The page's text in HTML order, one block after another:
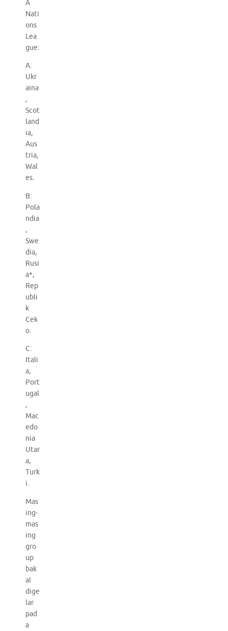
A
Nati
ons
Lea
gue:
A:
Ukr
aina
,
Scot
land
ia,
Aus
tria,
Wal
es.
B:
Pola
ndia
,
Swe
dia,
Rusi
a*,
Rep
ubli
k
Cek
o.
C:
Itali
a,
Port
ugal
,
Mac
edo
nia
Utar
a,
Turk
i.
Mas
ing-
mas
ing
gro
up
bak
al
dige
lar
pad
a